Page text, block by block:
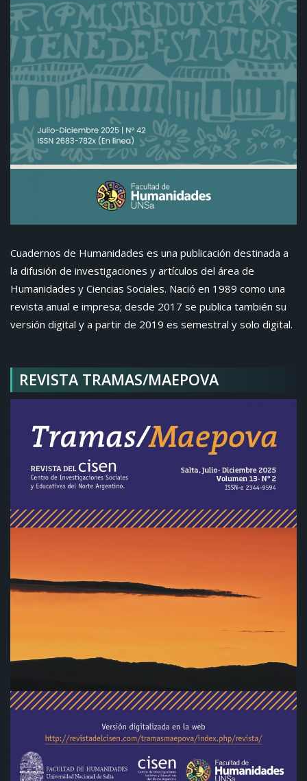
Cuadernos de Humanidades es una publicación destinada a
la difusión de investigaciones y artículos del área de
Humanidades y Ciencias Sociales. Nació en 1989 como una
revista anual e impresa; desde 2017 se publica también su
versión digital y a partir de 2019 es semestral y solo digital.
REVISTA TRAMAS/MAEPOVA